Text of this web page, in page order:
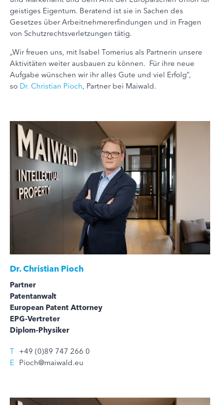
geistiges Eigentum. Beratend ist sie in Sachen des
Gesetzes über Arbeitnehmererfindungen und in Fragen
von Schutzrechtsverletzungen tätig.
„Wir freuen uns, mit Isabel Tomerius als Partnerin unsere
Aktivitäten weiter ausbauen zu können. Für ihre neue
Aufgabe wünschen wir ihr alles Gute und viel Erfolg“,
so Dr. Christian Pioch, Partner bei Maiwald.
Dr.Christian Pioch
Partner
Patentanwalt
European Patent Attorney
EPG-Vertreter
Diplom-Physiker
T +49 (0)89 747 266 0
E Pioch@maiwald.eu